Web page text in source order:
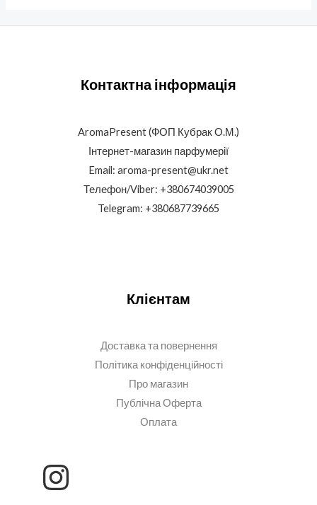
Контактна інформація
AromaPresent (ФОП Кубрак О.М.)
Інтернет-магазин парфумерії
Email: aroma-present@ukr.net
Телефон/Viber: +380674039005
Telegram: +380687739665
Клієнтам
Доставка та повернення
Політика конфіденційності
Про магазин
Публічна Оферта
Оплата